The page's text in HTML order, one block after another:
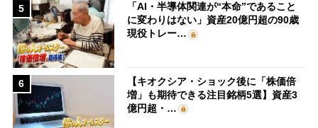
5
「AI・半導体関連が“本命”であること
に変わりはない」資産20億円超の90歳
現役トレー…
6
【キオクシア・ショック後に「株価倍
増」も期待できる注目銘柄5選】資産3
億円超・…